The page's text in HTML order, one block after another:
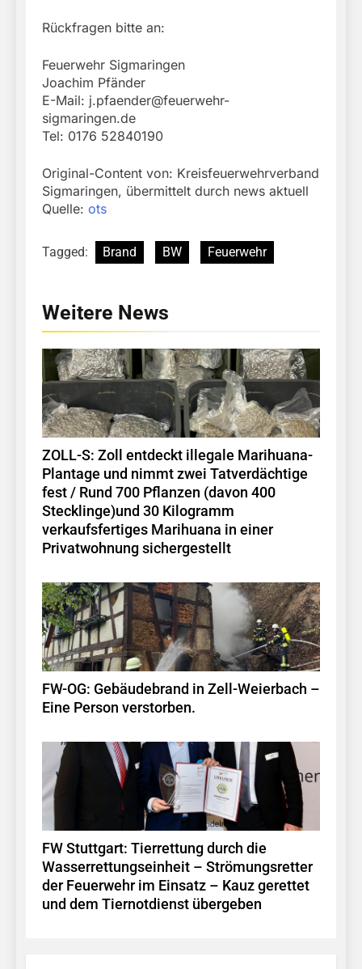
Rückfragen bitte an:
Feuerwehr Sigmaringen
Joachim Pfänder
E-Mail: j.pfaender@feuerwehr-
sigmaringen.de
Tel: 0176 52840190
Original-Content von: Kreisfeuerwehrverband
Sigmaringen, übermittelt durch news aktuell
Quelle: ots
Tagged: Brand BW Feuerwehr
Weitere News
ZOLL-S: Zoll entdeckt illegale Marihuana-
Plantage und nimmt zwei Tatverdächtige
fest / Rund 700 Pflanzen (davon 400
Stecklinge)und 30 Kilogramm
verkaufsfertiges Marihuana in einer
Privatwohnung sichergestellt
FW-OG: Gebäudebrand in Zell-Weierbach –
Eine Person verstorben.
FW Stuttgart: Tierrettung durch die
Wasserrettungseinheit – Strömungsretter
der Feuerwehr im Einsatz – Kauz gerettet
und dem Tiernotdienst übergeben